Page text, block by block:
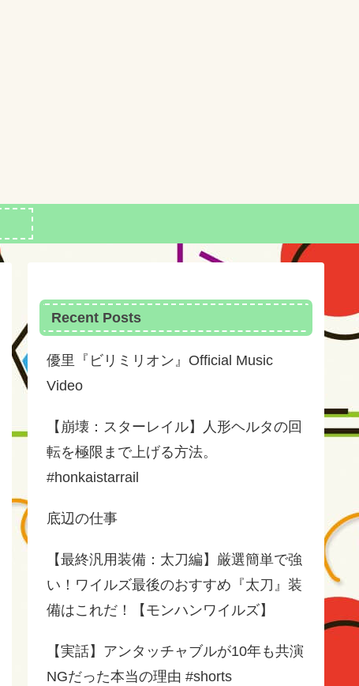
Recent Posts
優里『ビリミリオン』Official Music
Video
【崩壊：スターレイル】人形ヘルタの回
転を極限まで上げる方法。
#honkaistarrail
底辺の仕事
【最終汎用装備：太刀編】厳選簡単で強
い！ワイルズ最後のおすすめ『太刀』装
備はこれだ！【モンハンワイルズ】
【実話】アンタッチャブルが10年も共演
NGだった本当の理由 #shorts